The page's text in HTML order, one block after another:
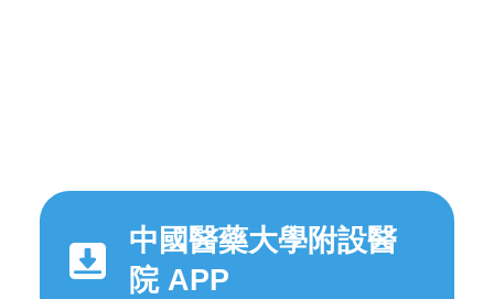
中國醫藥大學附設醫
院 APP